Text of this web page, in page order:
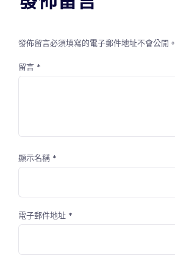
發佈留言必須填寫的電子郵件地址不會公開。
留言 *
顯示名稱 *
電子郵件地址 *